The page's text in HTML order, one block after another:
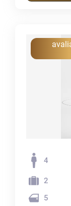
4
2
5